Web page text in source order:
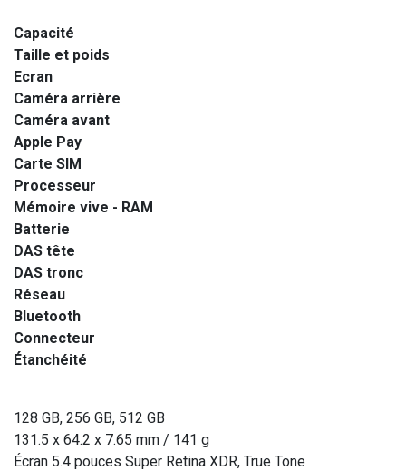
Capacité
Taille et poids
Ecran
Caméra arrière
Caméra avant
Apple Pay
Carte SIM
Processeur
Mémoire vive - RAM
Batterie
DAS tête
DAS tronc
Réseau
Bluetooth
Connecteur
Étanchéité
128 GB, 256 GB, 512 GB
131.5 x 64.2 x 7.65 mm / 141 g
Écran 5.4 pouces Super Retina XDR, True Tone